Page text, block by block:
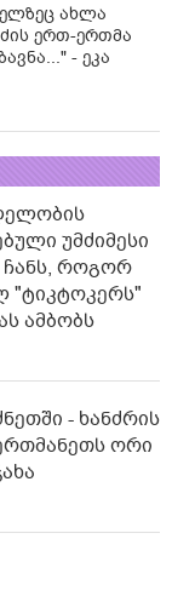
ახლა
ერთ-ერთმა
- ეკა
უმძიმესი
ჩანს, როგორ
"ტიკტოკერს"
ამბობს
- ხანძრის
ორი